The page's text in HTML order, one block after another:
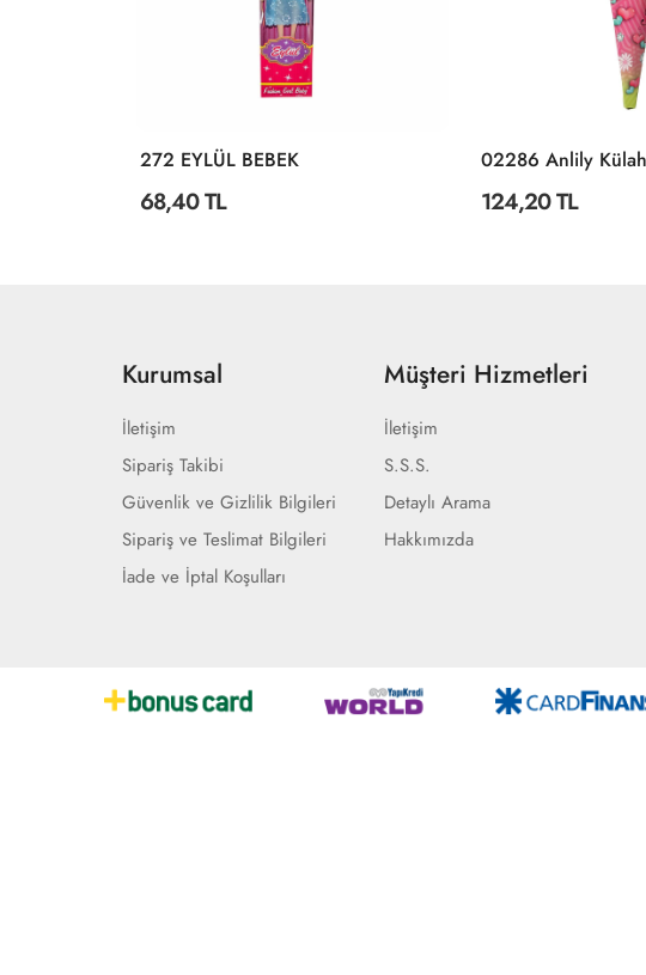
272 EYLÜL BEBEK
68,40 TL 124,20 TL
Kurumsal
İletişim
Sipariş Takibi
Güvenlik ve Gizlilik Bilgileri
Sipariş ve Teslimat Bilgileri
İade ve İptal Koşulları
Müşteri Hizmetleri
İletişim
S.S.S.
Detaylı Arama
Hakkımızda